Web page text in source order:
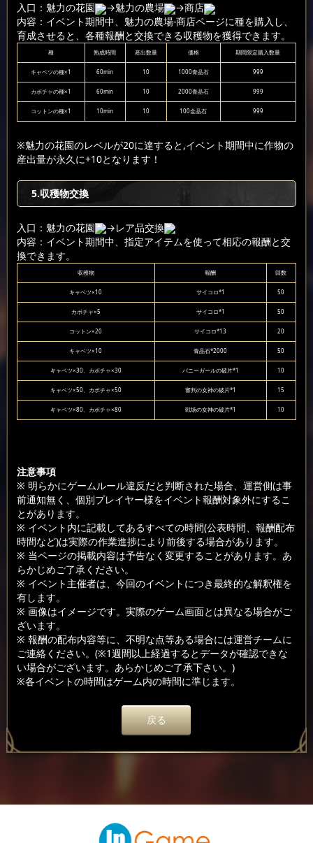
入口：魅力の花園 →魅力の農場
→商店
内容：イベント期間中、魅力の農場-商店ページに種を購入し、
育成させると、各種報酬と交換できる収穫物を獲得できます。
種 熟成時間 産出数量 価格 期間限定購入数量
キャベツの種×1 60min 10 1000青晶石 999
カボチャの種×1 60min 10 2000青晶石 999
コットンの種×1 10min 10 100金晶石 999
※魅力の花園のレベルが20に達すると,イベント期間中に作物の
産出量が永久に+10となります！
5.収穫物交換
入口：魅力の花園
→レア品交換
内容：イベント期間中、指定アイテムを使って相応の報酬と交
換できます。
収穫物 報酬 回数
キャベツ×10 サイコロ*1 50
カボチャ×5 サイコロ*1 50
コットン×20 サイコロ*13 20
キャベツ×10 青晶石*2000 50
キャベツ×30、カボチャ×30 バニーガールの破片*1 10
キャベツ×50、カボチャ×50 審判の女神の破片*1 15
キャベツ×80、カボチャ×80 戦场の女神の破片*1 10
注意事項
※ 明らかにゲームルール違反だと判断された場合、運営側は事
前通知無く、個別プレイヤー様をイベント報酬対象外にするこ
とがあります。
※ イベント内に記載してあるすべての時間(公表時間、報酬配布
時間など)は実際の作業進捗により前後する場合があります。
※ 当ページの掲載内容は予告なく変更することがあります。あ
らかじめご了承ください。
※ イベント主催者は、今回のイベントにつき最終的な解釈権を
有します。
※ 画像はイメージです。実際のゲーム画面とは異なる場合がご
ざいます。
※ 報酬の配布内容等に、不明な点等ある場合には運営チームに
ご連絡ください。(※1週間以上経過するとデータが確認できな
い場合がございます。あらかじめご了承下さい。)
※各イベントの時間はゲーム内の時間に準じます。
戻る